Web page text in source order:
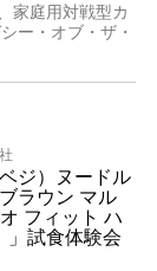
家庭用対戦型カ
ー・オブ・ザ・
ジ）ヌードル
ラウン マル
フィット ハ
」試食体験会